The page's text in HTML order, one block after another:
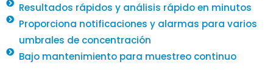
Resultados rápidos y análisis rápido en minutos
Proporciona notificaciones y alarmas para varios
umbrales de concentración
Bajo mantenimiento para muestreo continuo